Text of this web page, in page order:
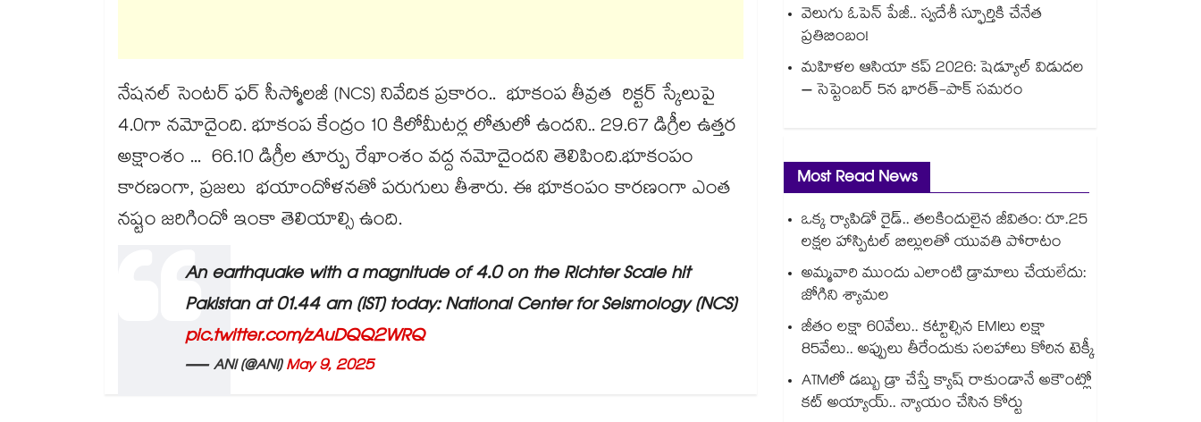
నేషనల్ సెంటర్ ఫర్ సీస్మోలజీ (NCS) నివేదిక ప్రకారం.. భూకంప తీవ్రత రిక్టర్ స్కేలుపై
4.0గా నమోదైంది. భూకంప కేంద్రం 10 కిలోమీటర్ల లోతులో ఉందని.. 29.67 డిగ్రీల ఉత్తర
అక్షాంశం ... 66.10 డిగ్రీల తూర్పు రేఖాంశం వద్ద నమోదైందని తెలిపింది.భూకంపం
కారణంగా, ప్రజలు భయాందోళనతో పరుగులు తీశారు. ఈ భూకంపం కారణంగా ఎంత
నష్టం జరిగిందో ఇంకా తెలియాల్సి ఉంది.
An earthquake with a magnitude of 4.0 on the Richter Scale hit
Pakistan at 01.44 am (IST) today: National Center for Seismology (NCS)
pic.twitter.com/zAuDQQ2WRQ
— ANI (@ANI)May 9, 2025
వెలుగు ఓపెన్ పేజీ.. స్వదేశీ స్ఫూర్తికి చేనేత
ప్రతిబింబం!
మహిళల ఆసియా కప్ 2026: షెడ్యూల్ విడుదల
– సెప్టెంబర్ 5న భారత్-పాక్ సమరం
Most Read News
ఒక్క ర్యాపిడో రైడ్.. తలకిందులైన జీవితం: రూ.25
లక్షల హాస్పిటల్ బిల్లులతో యువతి పోరాటం
అమ్మవారి ముందు ఎలాంటి డ్రామాలు చేయలేదు:
జోగిని శ్యామల
జీతం లక్షా 60వేలు.. కట్టాల్సిన EMIలు లక్షా
85వేలు.. అప్పులు తీరేందుకు సలహాలు కోరిన టెక్కీ
ATMలో డబ్బు డ్రా చేస్తే క్యాష్ రాకుండానే అకౌంట్లో
కట్ అయ్యాయ్.. న్యాయం చేసిన కోర్టు